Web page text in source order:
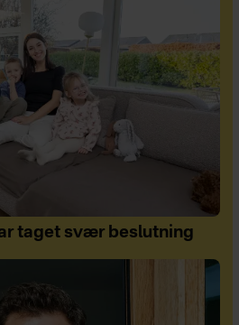
taget svær beslutning